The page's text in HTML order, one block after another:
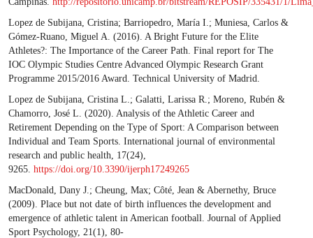
Lopez de Subijana, Cristina; Barriopedro, María I.; Muniesa, Carlos &
Gómez-Ruano, Miguel A. (2016). A Bright Future for the Elite
Athletes?: The Importance of the Career Path. Final report for The
IOC Olympic Studies Centre Advanced Olympic Research Grant
Programme 2015/2016 Award. Technical University of Madrid.
Lopez de Subijana, Cristina L.; Galatti, Larissa R.; Moreno, Rubén &
Chamorro, José L. (2020). Analysis of the Athletic Career and
Retirement Depending on the Type of Sport: A Comparison between
Individual and Team Sports. International journal of environmental
research and public health, 17(24),
9265. https://doi.org/10.3390/ijerph17249265
MacDonald, Dany J.; Cheung, Max; Côté, Jean & Abernethy, Bruce
(2009). Place but not date of birth influences the development and
emergence of athletic talent in American football. Journal of Applied
Sport Psychology, 21(1), 80-